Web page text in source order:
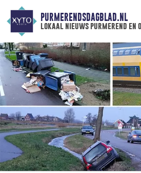
PURMERENDSDAGBLAD.NL
lokaal nieuws purmerend en